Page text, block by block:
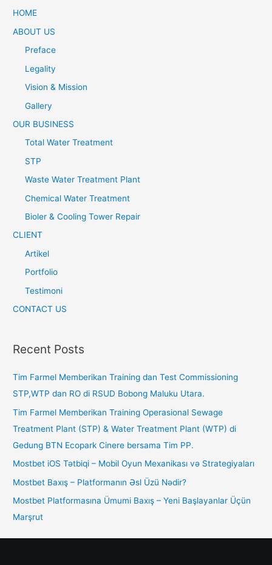
HOME
ABOUT US
Preface
Legality
Vision & Mission
Gallery
OUR BUSINESS
Total Water Treatment
STP
Waste Water Treatment Plant
Chemical Water Treatment
Bioler & Cooling Tower Repair
CLIENT
Artikel
Portfolio
Testimoni
CONTACT US
Recent Posts
Tim Farmel Memberikan Training dan Test Commissioning
STP,WTP dan RO di RSUD Bobong Maluku Utara.
Tim Farmel Memberikan Training Operasional Sewage
Treatment Plant (STP) & Water Treatment Plant (WTP) di
Gedung BTN Ecopark Cinere bersama Tim PP.
Mostbet iOS Tətbiqi – Mobil Oyun Mexanikası və Strategiyaları
Mostbet Baxış – Platformanın Əsl Üzü Nədir?
Mostbet Platformasına Ümumi Baxış – Yeni Başlayanlar Üçün
Marşrut